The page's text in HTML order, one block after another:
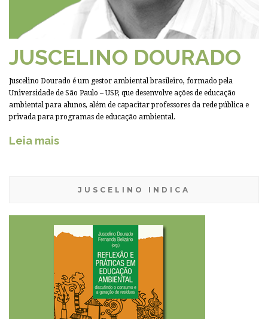
JUSCELINO DOURADO
Juscelino Dourado é um gestor ambiental brasileiro, formado pela
Universidade de São Paulo – USP, que desenvolve ações de educação
ambiental para alunos, além de capacitar professores da rede pública e
privada para programas de educação ambiental.
Leia mais
JUSCELINO INDICA